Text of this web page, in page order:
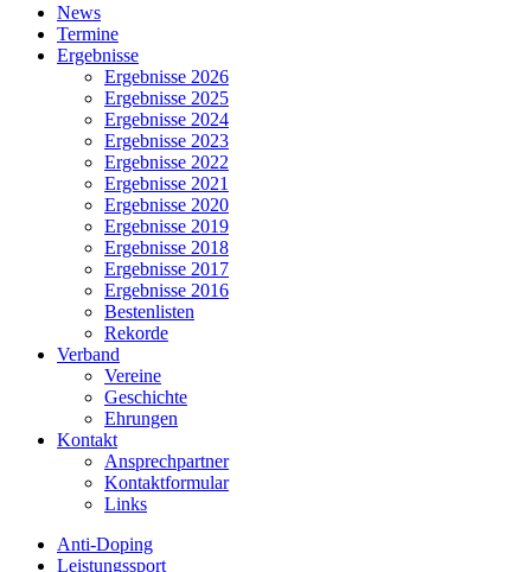
Close
Menu
News
Termine
Ergebnisse
Ergebnisse 2026
Ergebnisse 2025
Ergebnisse 2024
Ergebnisse 2023
Ergebnisse 2022
Ergebnisse 2021
Ergebnisse 2020
Ergebnisse 2019
Ergebnisse 2018
Ergebnisse 2017
Ergebnisse 2016
Bestenlisten
Rekorde
Verband
Vereine
Geschichte
Ehrungen
Kontakt
Ansprechpartner
Kontaktformular
Links
Anti-Doping
Leistungssport